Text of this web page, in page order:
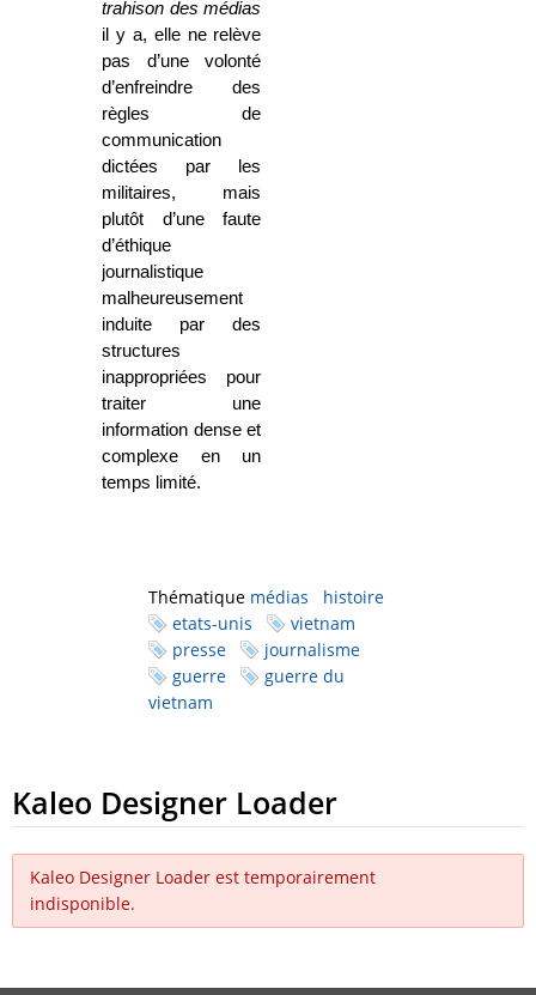
trahison des médias
il y a, elle ne relève
pas d’une volonté
d’enfreindre des
règles de
communication
dictées par les
militaires, mais
plutôt d’une faute
d’éthique
journalistique
malheureusement
induite par des
structures
inappropriées pour
traiter une
information dense et
complexe en un
temps limité.
Thématique médias
histoire
etats-unis
vietnam
presse
journalisme
guerre
guerre du
vietnam
Kaleo Designer Loader
Kaleo Designer Loader est temporairement
indisponible.